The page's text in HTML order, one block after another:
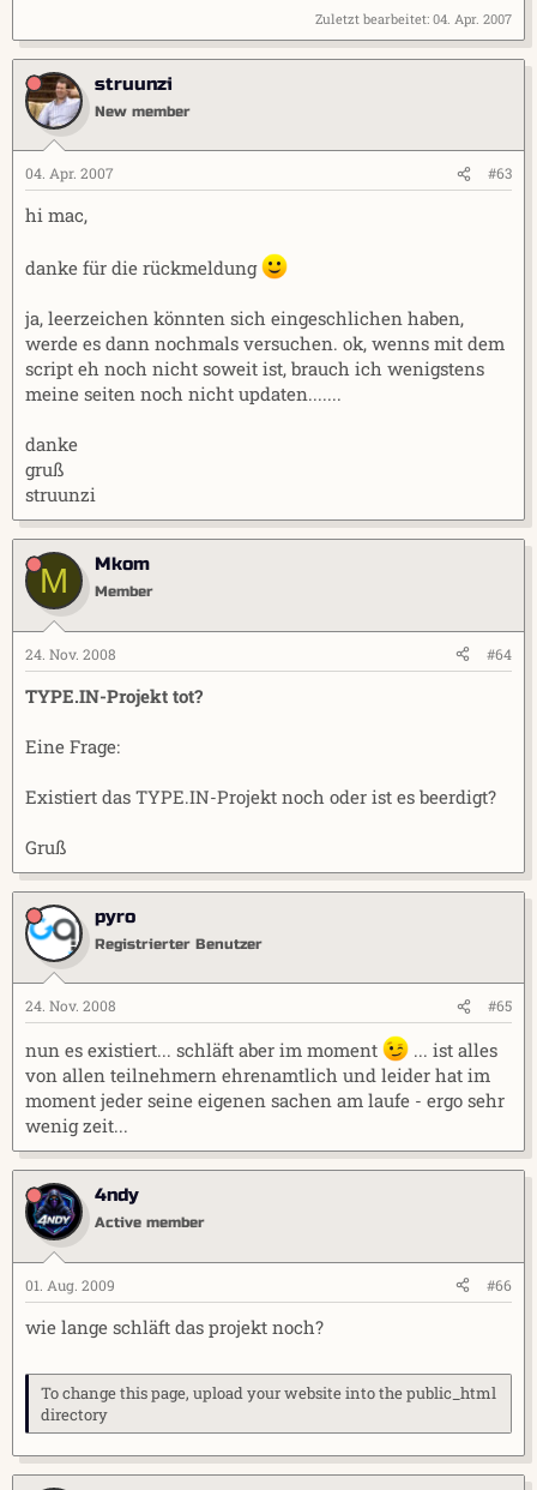
Zuletzt bearbeitet: 04. Apr. 2007
struunzi
New member
04. Apr. 2007 #63
hi mac,
danke für die rückmeldung
ja, leerzeichen könnten sich eingeschlichen haben,
werde es dann nochmals versuchen. ok, wenns mit dem
script eh noch nicht soweit ist, brauch ich wenigstens
meine seiten noch nicht updaten.......
danke
gruß
struunzi
M Mkom
Member
24. Nov. 2008 #64
TYPE.IN-Projekt tot?
Eine Frage:
Existiert das TYPE.IN-Projekt noch oder ist es beerdigt?
Gruß
pyro
Registrierter Benutzer
24. Nov. 2008 #65
nun es existiert... schläft aber im moment
... ist alles
von allen teilnehmern ehrenamtlich und leider hat im
moment jeder seine eigenen sachen am laufe - ergo sehr
wenig zeit...
4ndy
Active member
01. Aug. 2009 #66
wie lange schläft das projekt noch?
To change this page, upload your website into the public_html
directory